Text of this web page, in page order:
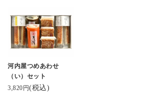
によるネーミング・パ
ッケージなどのデザイ
ンがとても好きな商
品。
昨夜放送された日本テ
レビ系『秘密のケンミ
ンSHOW極』にて紹介
河内屋つめあわせ
（い）セット
3,820円(税込)